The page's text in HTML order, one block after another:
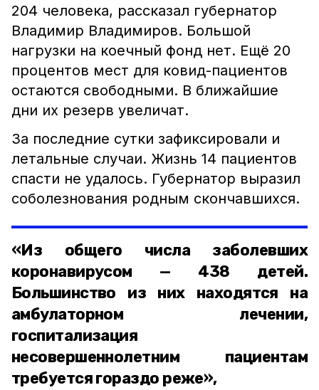
204 человека, рассказал губернатор
Владимир Владимиров. Большой
нагрузки на коечный фонд нет. Ещё 20
процентов мест для ковид-пациентов
остаются свободными. В ближайшие
дни их резерв увеличат.
За последние сутки зафиксировали и
летальные случаи. Жизнь 14 пациентов
спасти не удалось. Губернатор выразил
соболезнования родным скончавшихся.
«Из общего числа заболевших
коронавирусом — 438 детей.
Большинство из них находятся на
амбулаторном лечении,
госпитализация
несовершеннолетним пациентам
требуется гораздо реже»,